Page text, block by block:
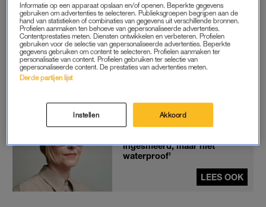
Onbeschermd de zon ingaan levert altijd huidschade op en
leidt tot nadelige effecten op de korte termijn (verbranding van
de huid) én op de lange termijn (huidveroudering, rimpels,
pigmentvlekken én huidkanker). Zonverbranding in de
kindertijd levert extra groot risico op het ontstaan van
Wendy (48) had huidkanker:
ingesmeerd, maar niet
waterproof’
LEES OOK
Informatie op een apparaat opslaan en/of openen. Beperkte gegevens
gebruiken om advertenties te selecteren. Publieksgroepen begrijpen aan de
hand van statistieken of combinaties van gegevens uit verschillende bronnen.
Profielen aanmaken ten behoeve van gepersonaliseerde advertenties.
Contentprestaties meten. Diensten ontwikkelen en verbeteren. Profielen
gebruiken voor de selectie van gepersonaliseerde advertenties. Beperkte
gegevens gebruiken om content te selecteren. Profielen aanmaken ter
personalisatie van content. Profielen gebruiken ter selectie van
gepersonaliseerde content. De prestaties van advertenties meten.
Derde partijen lijst
Instellen Akkoord